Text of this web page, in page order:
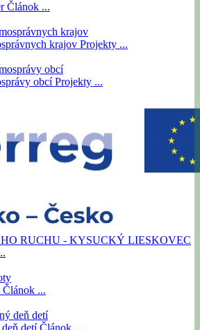
Článok ...
krajov Projekty ...
obcíProjekty ...
RUCHU - KYSUCKÝ LIESKOVEC
Článok ...
detíČlánok ...